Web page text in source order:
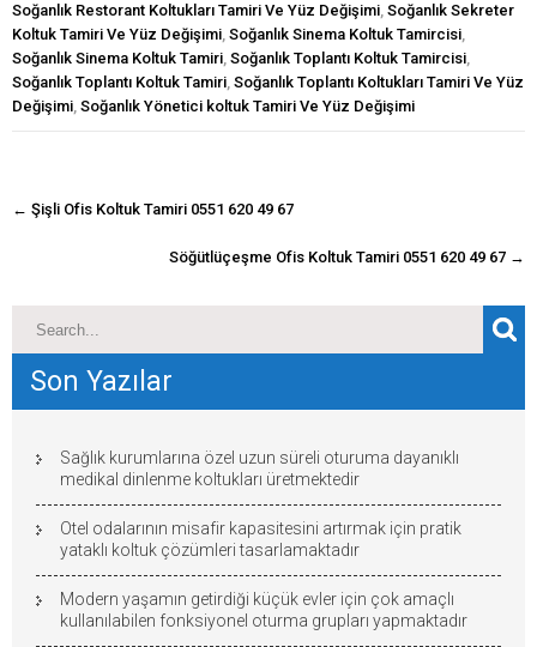
Soğanlık Restorant Koltukları Tamiri Ve Yüz Değişimi, Soğanlık Sekreter
Koltuk Tamiri Ve Yüz Değişimi, Soğanlık Sinema Koltuk Tamircisi,
Soğanlık Sinema Koltuk Tamiri, Soğanlık Toplantı Koltuk Tamircisi,
Soğanlık Toplantı Koltuk Tamiri, Soğanlık Toplantı Koltukları Tamiri Ve Yüz
Değişimi, Soğanlık Yönetici koltuk Tamiri Ve Yüz Değişimi
navigasyon
gönderisi
← Şişli Ofis Koltuk Tamiri 0551 620 49 67
Söğütlüçeşme Ofis Koltuk Tamiri 0551 620 49 67 →
Son Yazılar
Sağlık kurumlarına özel uzun süreli oturuma dayanıklı
medikal dinlenme koltukları üretmektedir
Otel odalarının misafir kapasitesini artırmak için pratik
yataklı koltuk çözümleri tasarlamaktadır
Modern yaşamın getirdiği küçük evler için çok amaçlı
kullanılabilen fonksiyonel oturma grupları yapmaktadır